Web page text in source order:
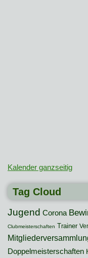
Kalender ganzseitig
Tag Cloud
Jugend Corona
Clubmeisterschaften Trainer
Doppelmeisterschaften